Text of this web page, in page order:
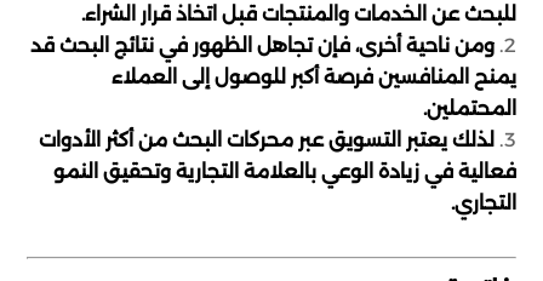
للبحث عن الخدمات والمنتجات قبل اتخاذ قرار الشراء.
ومن ناحية أخرى، فإن تجاهل الظهور في نتائج البحث قد
يمنح المنافسين فرصة أكبر للوصول إلى العملاء
المحتملين.
لذلك يعتبر التسويق عبر محركات البحث من أكثر الأدوات
فعالية في زيادة الوعي بالعلامة التجارية وتحقيق النمو
التجاري.